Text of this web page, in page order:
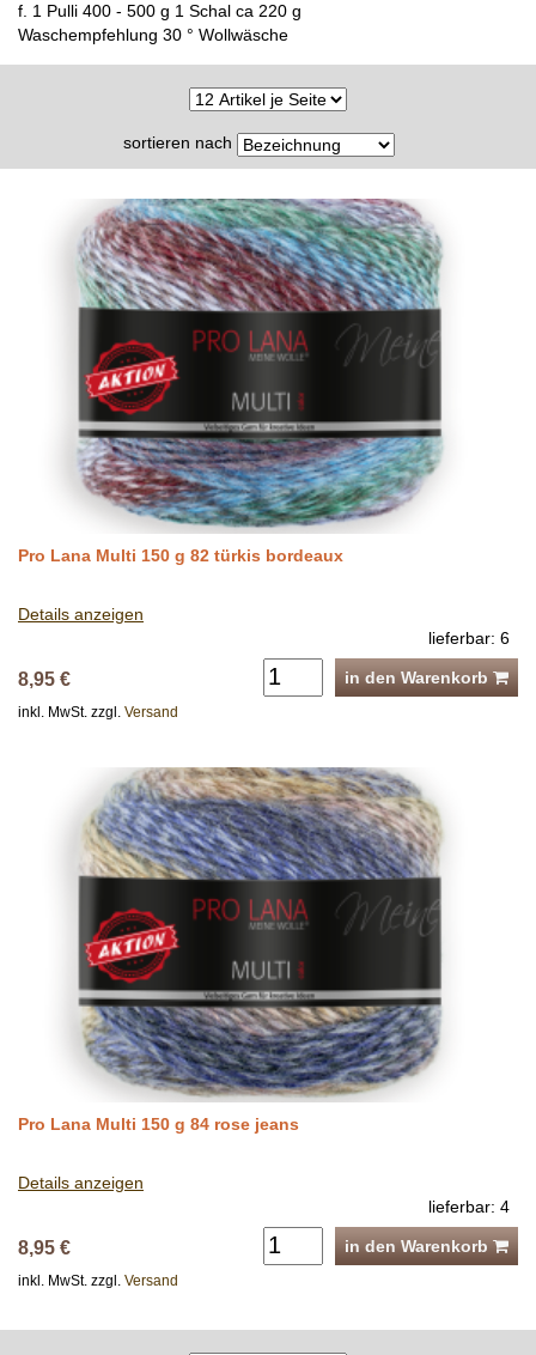
f. 1 Pulli 400 - 500 g 1 Schal ca 220 g
Waschempfehlung 30 ° Wollwäsche
sortieren nach
Pro Lana Multi 150 g 82 türkis bordeaux
Details anzeigen
lieferbar: 6
8,95 € in den Warenkorb
inkl. MwSt. zzgl. Versand
Pro Lana Multi 150 g 84 rose jeans
Details anzeigen
lieferbar: 4
8,95 € in den Warenkorb
inkl. MwSt. zzgl. Versand